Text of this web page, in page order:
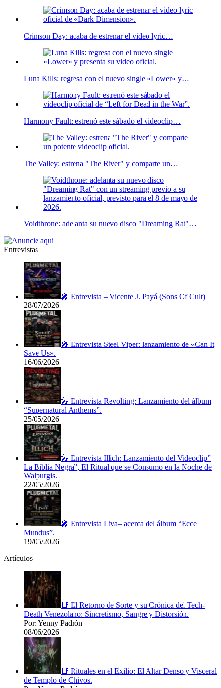
Crimson Day: acaba de estrenar el video lyric…
Luna Kills: regresa con el nuevo single «Lower» y…
Harmony Fault: estrenó este sábado el videoclip…
The Valley: estrena "The River" y comparte un…
Voidthrone: adelanta su nuevo disco "Dreaming Rat"…
Entrevistas
🎤 Entrevista – Vicente J. Payá (Sons Of Cult)
28/07/2026
🎤 Entrevista Steel Viper: lanzamiento de «Can It
Save Us».
16/06/2026
🎤 Entrevista Revolting: Lanzamiento del álbum
“Supernatural Anthems”.
25/05/2026
🎤 Entrevista Illich: Lanzamiento del Videoclip”
La Biblia Negra”, El Ritual que se Consumo en la Noche de
Walpurgis.
22/05/2026
🎤 Entrevista Liva– acerca del álbum “Ecce
Mundus”.
19/05/2026
Artículos
📑 El Retorno de Sorte y su Crónica del Tech-
Death Venezolano: Sincretismo, Sangre y Distorsión.
Por: Yenny Padrón
08/06/2026
📑 Rituales en el Exilio: El Altar Denso y Visceral
de Templo de Chivos.